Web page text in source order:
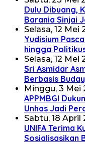
Dulu Dibuang,
Barania Sinjai
Selasa, 12 Mei
Yudisium
hingga
Selasa, 12 Mei
Sri Asmidar
Berbasis
Minggu, 3 Mei
APPMBGI
Unhas Jadi
Sabtu, 18 April
UNIFA Terima
Sosialisasikan